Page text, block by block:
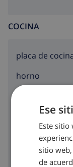
COCINA
placa de
horno
nevera
congelador
tostadora
Ese
Este sitio
sitio
de